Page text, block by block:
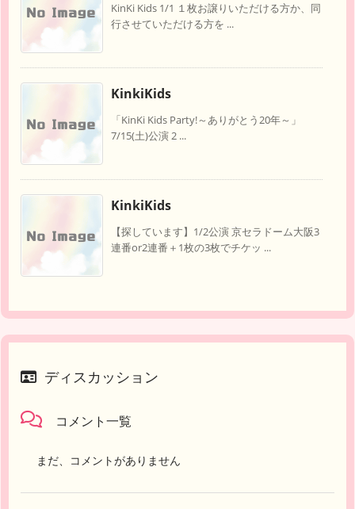
KinKi Kids 1/1 １枚お譲りいただける方か、同
行させていただける方を ...
KinkiKids
「KinKi Kids Party!～ありがとう20年～」
7/15(土)公演 2 ...
KinkiKids
【探しています】1/2公演 京セラドーム大阪3
連番or2連番＋1枚の3枚でチケッ ...
ディスカッション
コメント一覧
まだ、コメントがありません